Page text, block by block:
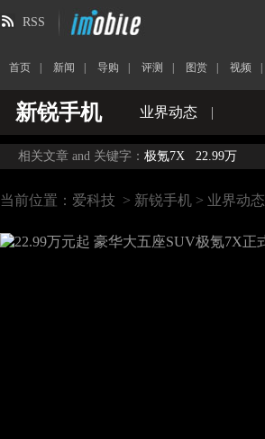
RSS
首页 新闻 导购 评测 图赏 视频
新锐手机 业界动态 |
相关文章 and 关键字： 极氪7X 22.99万
当前位置： 爱科技 > 新锐手机 > 业界动态